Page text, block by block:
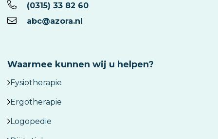
(0315) 33 82 60
abc@azora.nl
Waarmee kunnen wij u helpen?
Fysiotherapie
Ergotherapie
Logopedie